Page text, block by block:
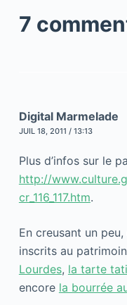
7
Digital Marmelade
JUIL 18, 2011 / 13:13
Plus d’infos sur le
http://
cr_116_117.htm.
En creusant un
inscrits au
Lourdes, la tarte
encore la bourrée